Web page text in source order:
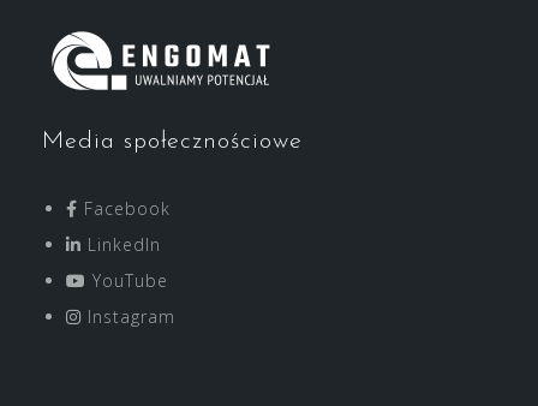
Media społecznościowe
Facebook
LinkedIn
YouTube
Instagram